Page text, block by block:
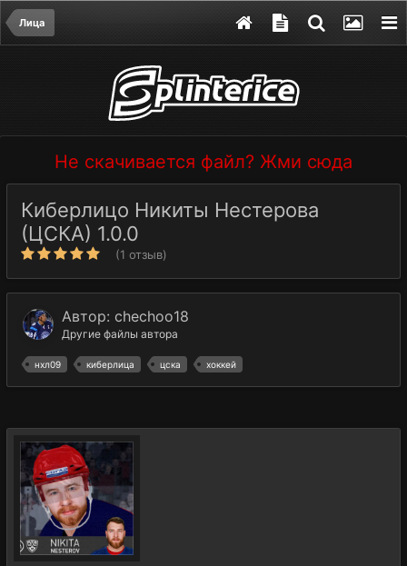
Лица
Не скачивается файл? Жми сюда
Киберлицо Никиты Нестерова
(ЦСКА) 1.0.0
(1 отзыв)
Автор: chechoo18
Другие файлы автора
нхл09 киберлица цска хоккей